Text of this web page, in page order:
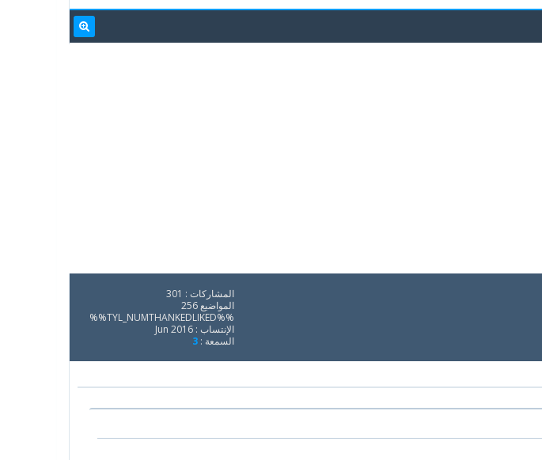
المشاركات : 301
المواضيع 256
%%TYL_NUMTHANKEDLIKED%%
الإنتساب : Jun 2016
السمعة : 3